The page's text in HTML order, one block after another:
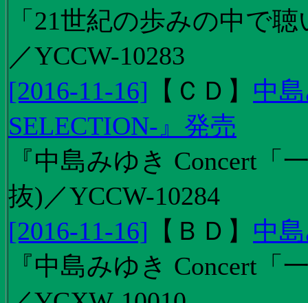
「21世紀の歩みの中で
／YCCW-10283
[2016-11-16] 【 ＣＤ 】 中
SELECTION-』発売
『中島みゆき Concert
抜)／YCCW-10284
[2016-11-16] 【 ＢＤ 】 中
『中島みゆき Concert